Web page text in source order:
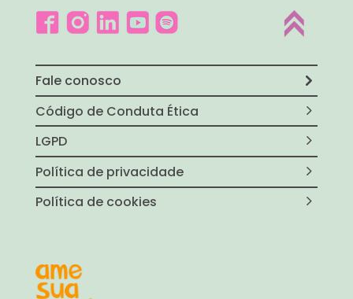
Fale conosco
Código de Conduta Ética
LGPD
Política de privacidade
Política de cookies